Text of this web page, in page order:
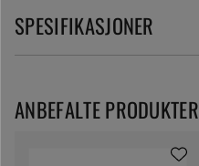
SPESIFIKASJONER
ANBEFALTE PRODUKTER